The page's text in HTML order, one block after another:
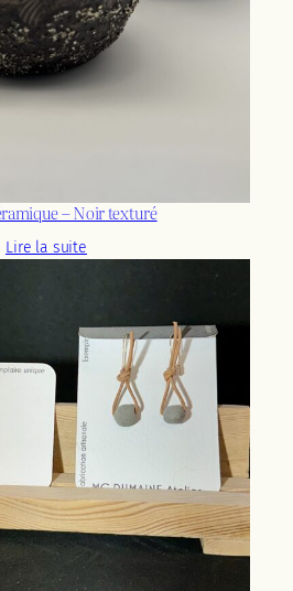
– Noir texturé
Lire la suite